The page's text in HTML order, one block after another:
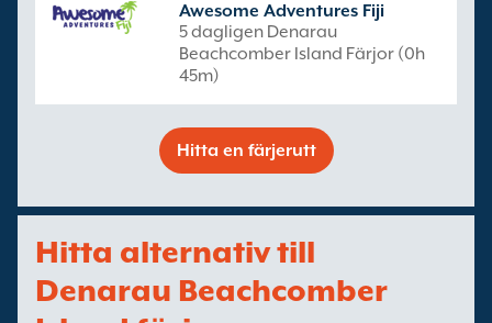
Awesome Adventures Fiji
5 dagligen Denarau
Beachcomber Island Färjor (0h
45m)
Hitta en färjerutt
Hitta alternativ till
Denarau Beachcomber